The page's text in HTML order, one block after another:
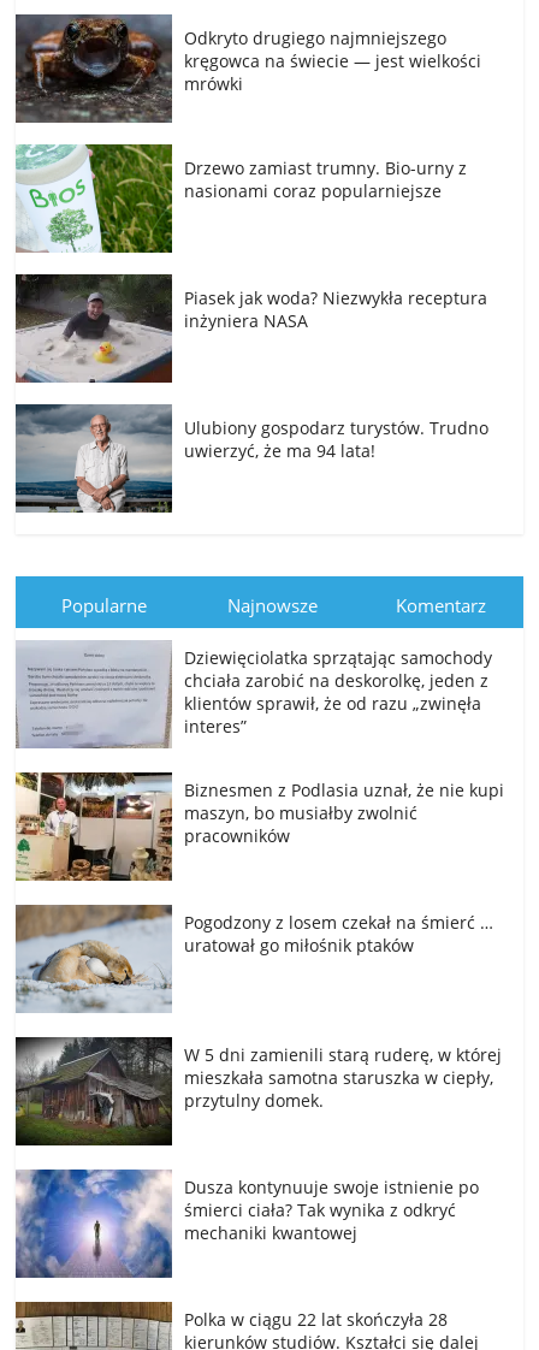
Odkryto drugiego najmniejszego
kręgowca na świecie — jest wielkości
mrówki
Drzewo zamiast trumny. Bio-urny z
nasionami coraz popularniejsze
Piasek jak woda? Niezwykła receptura
inżyniera NASA
Ulubiony gospodarz turystów. Trudno
uwierzyć, że ma 94 lata!
Popularne Najnowsze Komentarz
Dziewięciolatka sprzątając samochody
chciała zarobić na deskorolkę, jeden z
klientów sprawił, że od razu „zwinęła
interes”
Biznesmen z Podlasia uznał, że nie kupi
maszyn, bo musiałby zwolnić
pracowników
Pogodzony z losem czekał na śmierć …
uratował go miłośnik ptaków
W 5 dni zamienili starą ruderę, w której
mieszkała samotna staruszka w ciepły,
przytulny domek.
Dusza kontynuuje swoje istnienie po
śmierci ciała? Tak wynika z odkryć
mechaniki kwantowej
Polka w ciągu 22 lat skończyła 28
kierunków studiów. Kształci się dalej